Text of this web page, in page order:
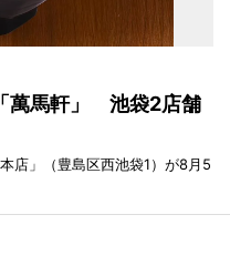
萬馬軒」 池袋2店舗
店」（豊島区西池袋1）が8月5